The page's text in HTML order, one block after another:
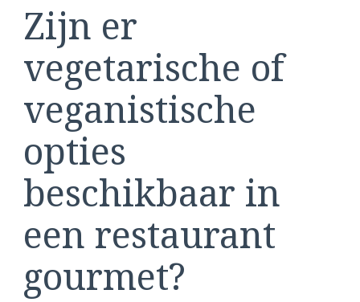
Zijn er
vegetarische of
veganistische
opties
beschikbaar in
een restaurant
gourmet?